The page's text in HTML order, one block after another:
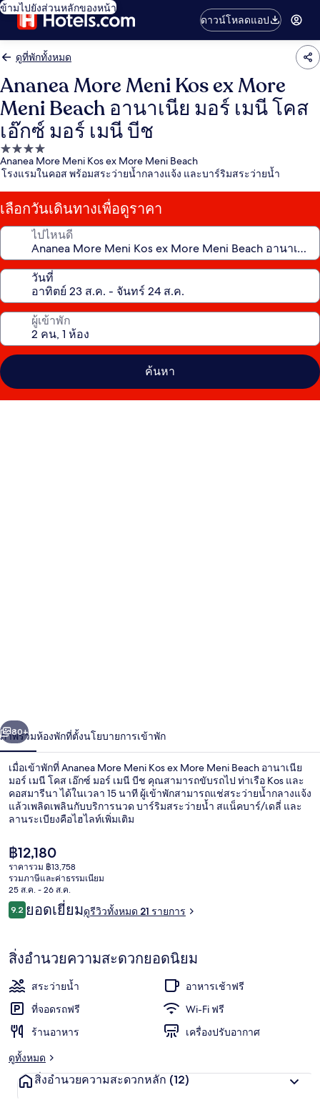
ข้ามไปยังส่วนหลักของหน้า
ดาวน์โหลดแอป
ดูที่พักทั้งหมด
Ananea More Meni Kos ex More
Meni Beach อานาเนีย มอร์ เมนี โคส
เอ๊กซ์ มอร์ เมนี บีช
ที่พัก
4.0
Ananea More Meni Kos ex More Meni Beach
โรงแรมในคอส พร้อมสระว่ายน้ำกลางแจ้ง และบาร์ริมสระว่ายน้ำ
เลือกวันเดินทางเพื่อดูราคา
ไปไหนดี
วันที่
ผู้เข้าพัก
ค้นหา
More
Meni
Beach
อา
นา
เนีย
มอร์
เมนี
เอ๊ก
ซ์
มอร์
เมนี
บีช
า
ถัดไป
80+
ภาพรวมห้องพักที่ตั้งนโยบายการเข้าพัก
เมื่อเข้าพักที่ Ananea More Meni Kos ex More Meni Beach อานาเนีย
มอร์ เมนี โคส เอ๊กซ์ มอร์ เมนี บีช คุณสามารถขับรถไป ท่าเรือ Kos และ
คอสมารีนา ได้ในเวลา 15 นาที ผู้เข้าพักสามารถแช่สระว่ายน้ำกลางแจ้ง
แล้วเพลิดเพลินกับบริการนวด บาร์ริมสระว่ายน้ำ สแน็คบาร์/เดลี่ และ
ลานระเบียงคือไฮไลท์เพิ่มเติม
ราคา
ปัจจุบัน
฿12,180
฿12,180
ราคารวม ฿13,758
รวมภาษีและค่าธรรมเนียม
25 ส.ค. - 26 ส.ค.
รีวิว
9.29.2 จาก 10
ยอดเยี่ยมดูรีวิวทั้งหมด 21 รายการ
สิ่งอำนวยความสะดวกยอดนิยม
สระว่ายน้ำ
อาหารเช้าฟรี
ที่จอดรถฟรี
Wi-Fi ฟรี
ร้านอาหาร
เครื่องปรับอากาศ
ดูทั้งหมด
สิ่งอำนวยความสะดวกหลัก (12)